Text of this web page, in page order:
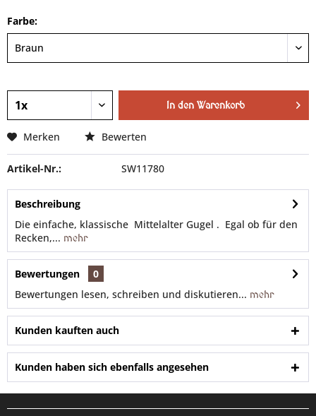
Farbe:
In den Warenkorb
Merken Bewerten
Artikel-Nr.: SW11780
Beschreibung
Die einfache, klassische Mittelalter Gugel . Egal ob für den
Recken,... mehr
Bewertungen
0
Bewertungen lesen, schreiben und diskutieren... mehr
Kunden kauften auch
Kunden haben sich ebenfalls angesehen